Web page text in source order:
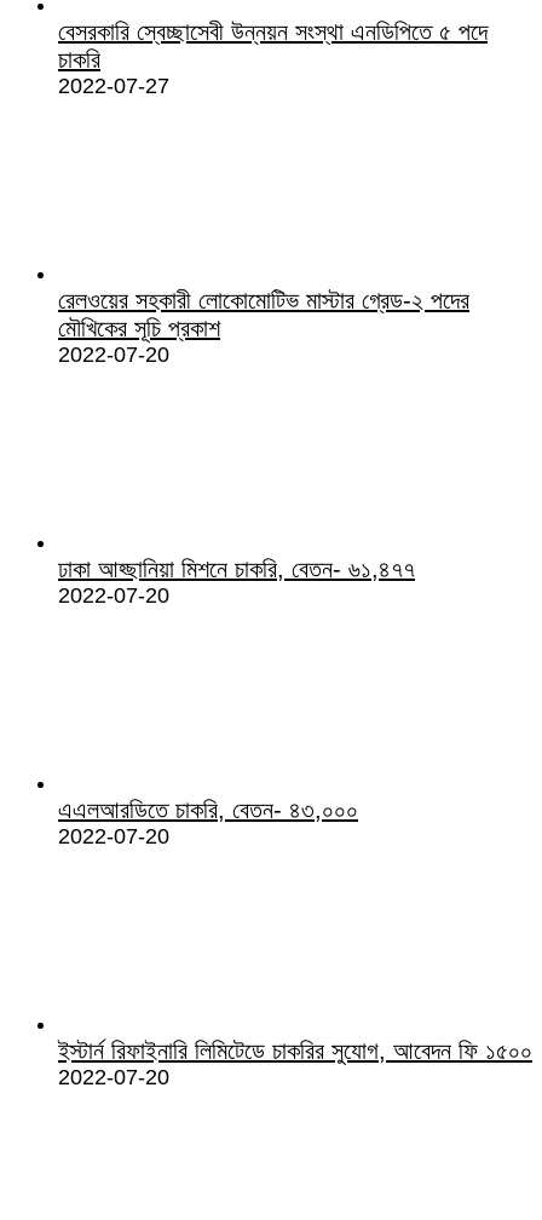
বেসরকারি স্বেচ্ছাসেবী উন্নয়ন সংস্থা এনডিপিতে ৫ পদে
চাকরি
2022-07-27
রেলওয়ের সহকারী লোকোমোটিভ মাস্টার গ্রেড-২ পদের
মৌখিকের সূচি প্রকাশ
2022-07-20
ঢাকা আহ্ছানিয়া মিশনে চাকরি, বেতন- ৬১,৪৭৭
2022-07-20
এএলআরডিতে চাকরি, বেতন- ৪৩,০০০
2022-07-20
ইস্টার্ন রিফাইনারি লিমিটেডে চাকরির সুযোগ, আবেদন ফি ১৫০০
2022-07-20